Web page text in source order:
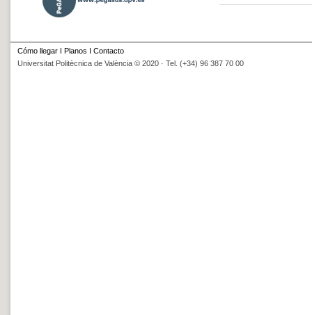
Cómo llegar I Planos I Contacto
Universitat Politècnica de València © 2020 · Tel. (+34) 96 387 70 00